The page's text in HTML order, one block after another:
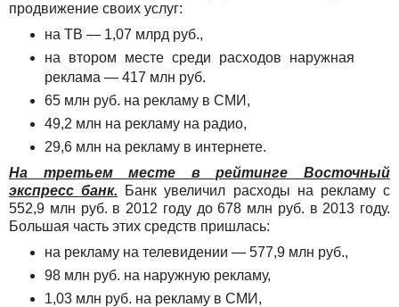
продвижение своих услуг:
на ТВ — 1,07 млрд руб.,
на втором месте среди расходов наружная
реклама — 417 млн руб.
65 млн руб. на рекламу в СМИ,
49,2 млн на рекламу на радио,
29,6 млн на рекламу в интернете.
На третьем месте в рейтинге Восточный
экспресс банк. Банк увеличил расходы на рекламу с
552,9 млн руб. в 2012 году до 678 млн руб. в 2013 году.
Большая часть этих средств пришлась:
на рекламу на телевидении — 577,9 млн руб.,
98 млн руб. на наружную рекламу,
1,03 млн руб. на рекламу в СМИ,